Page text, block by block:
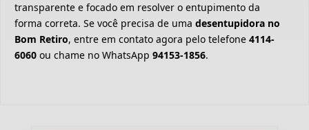
transparente e focado em resolver o entupimento da
forma correta. Se você precisa de uma desentupidora no
Bom Retiro, entre em contato agora pelo telefone 4114-
6060 ou chame no WhatsApp 94153-1856.